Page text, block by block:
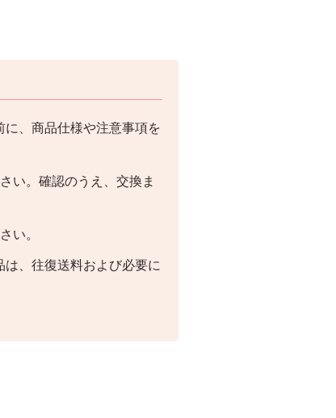
、商品仕様や注意事項を
い。確認のうえ、交換ま
い。
、往復送料および必要に